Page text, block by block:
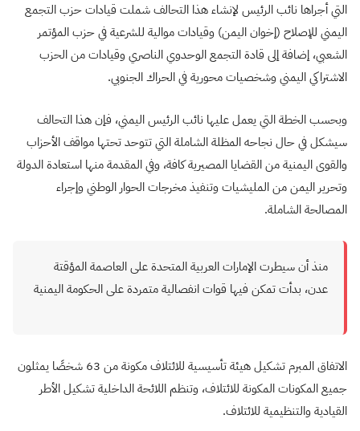
التي أجراها نائب الرئيس لإنشاء هذا التحالف شملت قيادات حزب التجمع
اليمني للإصلاح (إخوان اليمن) وقيادات موالية للشرعية في حزب المؤتمر
الشعبي، إضافة إلى قادة التجمع الوحدوي الناصري وقيادات من الحزب
الاشتراكي اليمني وشخصيات محورية في الحراك الجنوبي.
وبحسب الخطة التي يعمل عليها نائب الرئيس اليمني، فإن هذا التحالف
سيشكل في حال نجاحه المظلة الشاملة التي تتوحد تحتها مواقف الأحزاب
والقوى اليمنية من القضايا المصيرية كافة، وفي المقدمة منها استعادة الدولة
وتحرير اليمن من المليشيات وتنفيذ مخرجات الحوار الوطني وإجراء
المصالحة الشاملة.
منذ أن سيطرت الإمارات العربية المتحدة على العاصمة المؤقتة
عدن، بدأت تمكن فيها قوات انفصالية متمردة على الحكومة اليمنية
الاتفاق المبرم تشكيل هيئة تأسيسية للائتلاف مكونة من 63 شخصًا يمثلون
جميع المكونات المكونة للائتلاف، وتنظم اللائحة الداخلية تشكيل الأطر
القيادية والتنظيمية للائتلاف.